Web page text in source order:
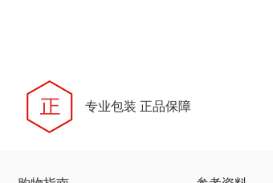
专业包装 正品保障